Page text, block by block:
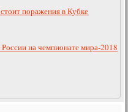
поражения в Кубке
на чемпионате мира-2018